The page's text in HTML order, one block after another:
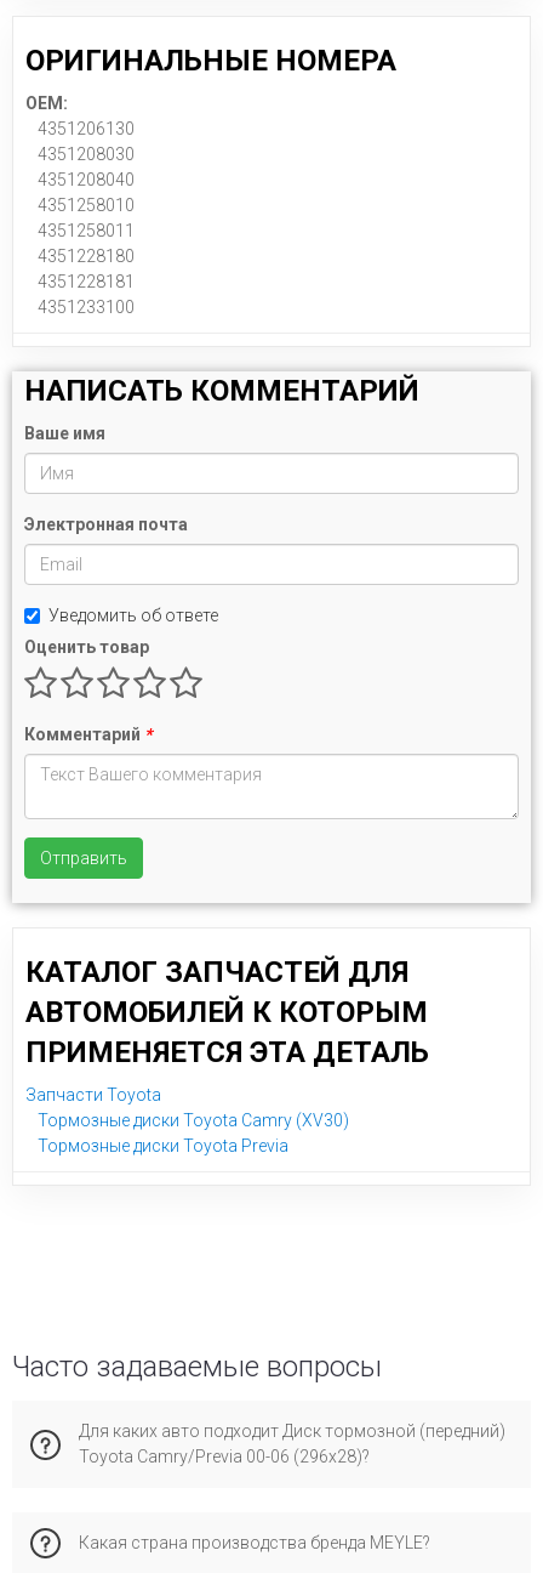
ОРИГИНАЛЬНЫЕ НОМЕРА
OEM:
4351206130
4351208030
4351208040
4351258010
4351258011
4351228180
4351228181
4351233100
НАПИСАТЬ КОММЕНТАРИЙ
Ваше имя
Электронная почта
Уведомить об ответе
Оценить товар
Комментарий *
Отправить
КАТАЛОГ ЗАПЧАСТЕЙ ДЛЯ
АВТОМОБИЛЕЙ К КОТОРЫМ
ПРИМЕНЯЕТСЯ ЭТА ДЕТАЛЬ
Запчасти Toyota
Тормозные диски Toyota Camry (XV30)
Тормозные диски Toyota Previa
Часто задаваемые вопросы
Для каких авто подходит Диск тормозной (передний)
Toyota Camry/Previa 00-06 (296x28)?
Рекомендуем проверить по VIN-коду для максимальной
Какая страна производства бренда MEYLE?